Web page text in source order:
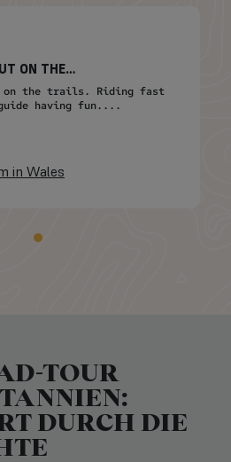
ON THE…
on the trails. Riding fast
having fun....
in Wales
TOUR
DURCH DIE